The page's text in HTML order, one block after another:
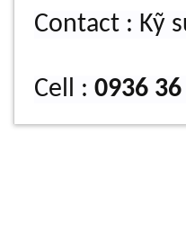
Contact : Kỹ
Cell :0936